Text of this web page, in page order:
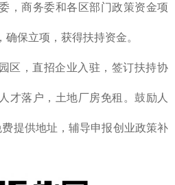
，商务委和各区部门政策资金项
保立项，获得扶持资金。
园区，直招企业入驻，签订扶持协
才落户，土地厂房免租。鼓励人
提供地址，辅导申报创业政策补